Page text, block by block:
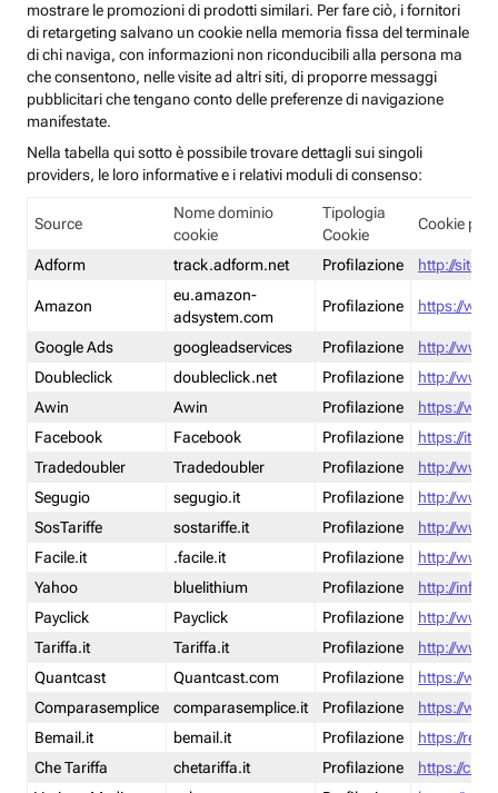
mostrare le promozioni di prodotti similari. Per fare ciò, i fornitori
di retargeting salvano un cookie nella memoria fissa del terminale
di chi naviga, con informazioni non riconducibili alla persona ma
che consentono, nelle visite ad altri siti, di proporre messaggi
pubblicitari che tengano conto delle preferenze di navigazione
manifestate.
Nella tabella qui sotto è possibile trovare dettagli sui singoli
providers, le loro informative e i relativi moduli di consenso:
Source
Nome dominio
cookie
Tipologia
Cookie
Cookie
Adform track.adform.net Profilazione http://
Amazon
eu.amazon-
adsystem.com
Profilazione https://
Google Ads googleadservices Profilazione
http://
Doubleclick
doubleclick.net Profilazione
http://
Awin
Awin Profilazione
https://
Facebook
Facebook Profilazione
https://it-
Tradedoubler
Tradedoubler Profilazione
http://
Segugio
segugio.it Profilazione
http://
SosTariffe
sostariffe.it Profilazione
http://
Facile.it
.facile.it Profilazione
http://
Yahoo
bluelithium Profilazione
http://
Payclick
Payclick Profilazione
http://
Tariffa.it
Tariffa.it Profilazione
http://
Quantcast
Quantcast.com Profilazione
https://
Comparasemplice
comparasemplice.it Profilazione
https://
Bemail.it
bemail.it Profilazione
https://
Che Tariffa
chetariffa.it Profilazione
https://